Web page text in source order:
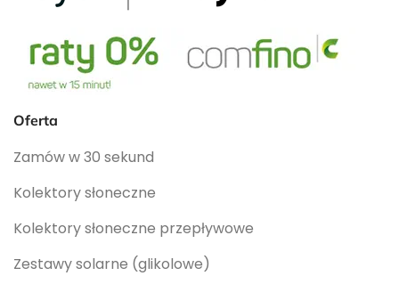
Oferta
Zamów w 30 sekund
Kolektory słoneczne
Kolektory słoneczne przepływowe
Zestawy solarne (glikolowe)